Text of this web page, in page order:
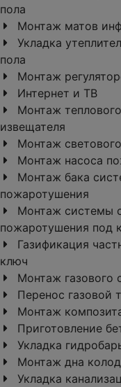
пола
Монтаж матов
Укладка
пола
Монтаж
Интернет и ТВ
Монтаж
извещателя
Монтаж
Монтаж насоса
Монтаж бака
пожаротушения
Монтаж системы
пожаротушения под
Газификация
ключ
Монтаж газового
Перенос газовой
Монтаж
Приготовление
Укладка
Монтаж дна
Укладка